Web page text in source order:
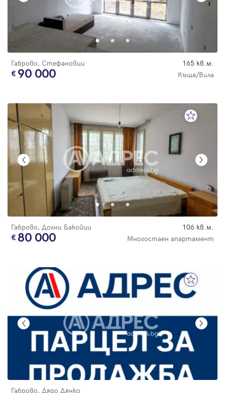
Габрово, Стефановци 165 кв.м.
90 000 Къща/Вила
Габрово, Долни Бакойци 106 кв.м.
80 000 Многостаен апартамент
Габрово, Дядо Дянко